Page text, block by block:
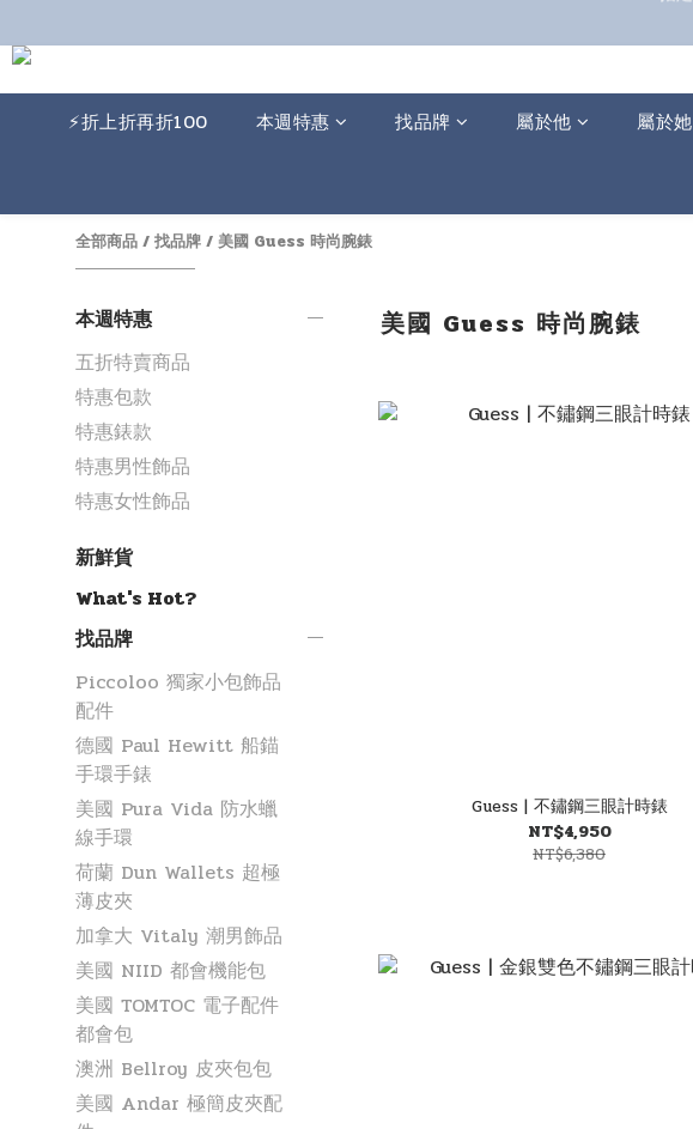
⚡️折上折再折100 本週特惠 找品牌 屬於他 屬於她
全部商品 / 找品牌 / 美國 Guess 時尚腕錶
本週特惠
五折特賣商品
特惠包款
特惠錶款
特惠男性飾品
特惠女性飾品
新鮮貨
What's Hot?
找品牌
Piccoloo 獨家小包飾品
配件
德國 Paul Hewitt 船錨
手環手錶
美國 Pura Vida 防水蠟
線手環
荷蘭 Dun Wallets 超極
薄皮夾
加拿大 Vitaly 潮男飾品
美國 NIID 都會機能包
美國 TOMTOC 電子配件
都會包
澳洲 Bellroy 皮夾包包
美國 Andar 極簡皮夾配
美國 Guess 時尚腕錶
Guess | 不鏽鋼三眼計時錶
NT$4,950
NT$6,380